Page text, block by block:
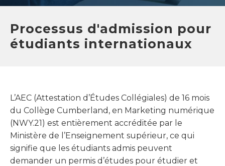
Processus d'admission pour
étudiants internationaux
L’AEC (Attestation d’Études Collégiales) de 16 mois
du Collège Cumberland, en Marketing numérique
(NWY.21) est entièrement accréditée par le
Ministère de l’Enseignement supérieur, ce qui
signifie que les étudiants admis peuvent
demander un permis d’études pour étudier et